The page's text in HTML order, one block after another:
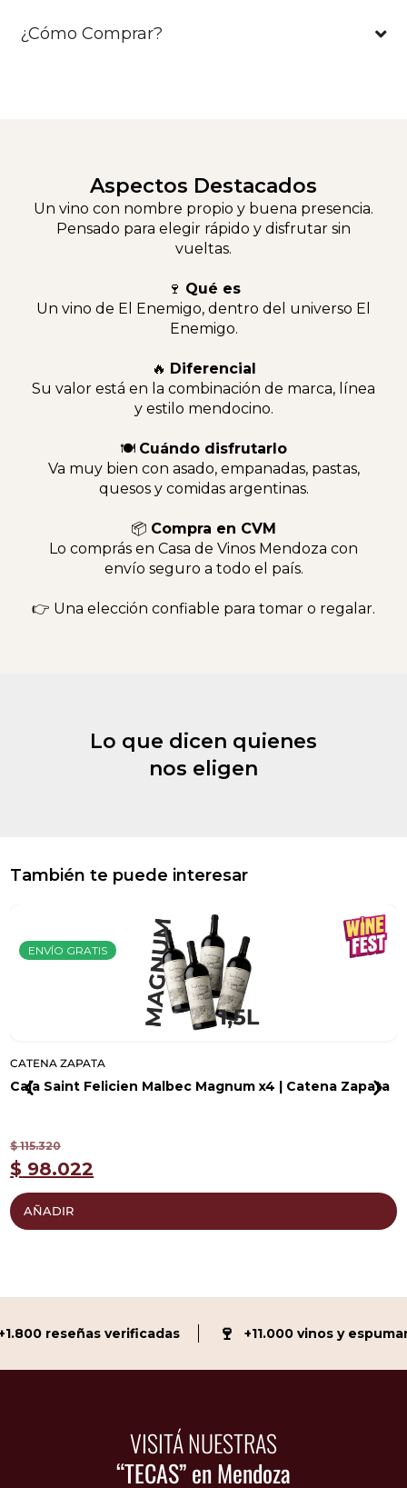
¿Cómo Comprar?
Aspectos Destacados
Un vino con nombre propio y buena presencia.
Pensado para elegir rápido y disfrutar sin
vueltas.
🍷 Qué es
Un vino de El Enemigo, dentro del universo El
Enemigo.
🔥 Diferencial
Su valor está en la combinación de marca, línea
y estilo mendocino.
🍽 Cuándo disfrutarlo
Va muy bien con asado, empanadas, pastas,
quesos y comidas argentinas.
📦 Compra en CVM
Lo comprás en Casa de Vinos Mendoza con
envío seguro a todo el país.
👉 Una elección confiable para tomar o regalar.
Lo que dicen quienes
nos eligen
También te puede interesar
ENVÍO GRATIS
CATENA ZAPATA
Caja Saint Felicien Malbec Magnum x4 | Catena Zapata
$115.320
$ 98.022
AÑADIR
reseñas verificadas +11.000 vinos y
VISITÁ NUESTRAS
“TECAS” en Mendoza